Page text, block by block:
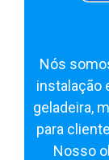
Nós
instalação
geladeira,
para
Nosso